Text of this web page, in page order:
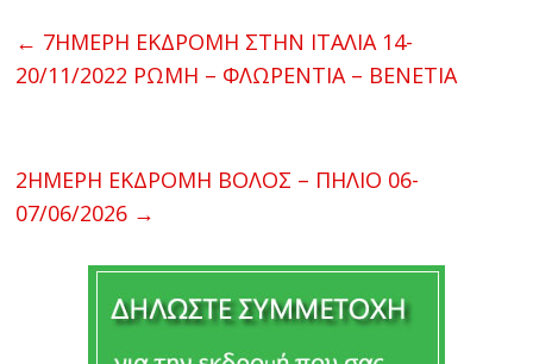
← 7HMEΡΗ ΕΚΔΡΟΜΗ ΣΤΗΝ ΙΤΑΛΙΑ 14-
20/11/2022 ΡΩΜΗ – ΦΛΩΡΕΝΤΙΑ – ΒΕΝΕΤΙΑ
2ΗΜΕΡΗ ΕΚΔΡΟΜΗ ΒΟΛΟΣ – ΠΗΛΙΟ 06-
07/06/2026 →